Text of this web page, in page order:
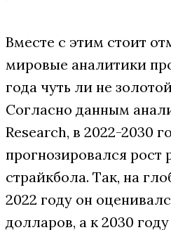
Вместе с этим стоит
мировые аналитики
года чуть ли не
Согласно данным
Research, в 2022-2030
прогнозировался рост
страйкбола. Так, на
2022 году он
долларов, а к 2030